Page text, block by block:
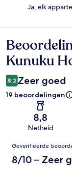
Ja, elk
Kunuku
8,2 Zeer goed
19 beoordelingen
8,8
Netheid
Geverifieerde
8/10 – Zeer